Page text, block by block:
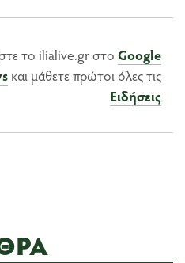
το ilialive.gr στο Google
και μάθετε πρώτοι όλες τις
Ειδήσεις